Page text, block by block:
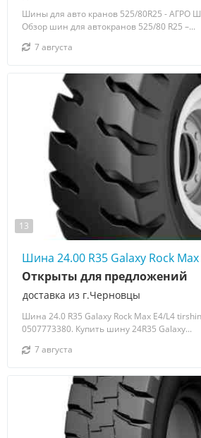
Шины для авто кранов 525/80R25 - АГРО
Обзор шин для автокранов 525/80 R25 –...
7 августа
13
Шина 24.00 R35 Galaxy Rock
доставка из г.Черновцы
Открыты для предложений
Шина 24.0 R35 Galaxy Rock Max E4/L4
0507773380. Купить шину 24R35 Galaxy...
7 августа